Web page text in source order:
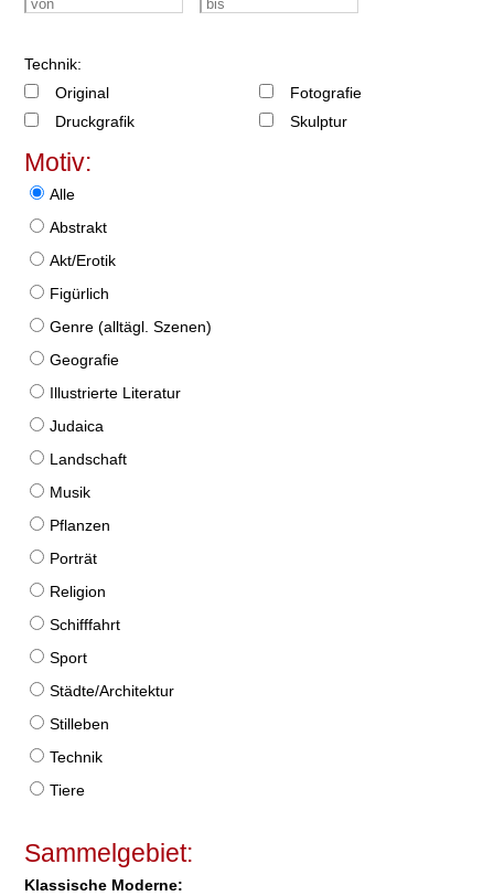
Technik:
Original
Druckgrafik
Fotografie
Skulptur
Motiv:
Alle
Abstrakt
Akt/Erotik
Figürlich
Genre (alltägl. Szenen)
Geografie
Illustrierte Literatur
Judaica
Landschaft
Musik
Pflanzen
Porträt
Religion
Schifffahrt
Sport
Städte/Architektur
Stilleben
Technik
Tiere
Sammelgebiet:
Klassische Moderne: